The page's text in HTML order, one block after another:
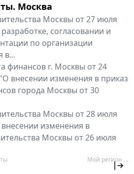
Москва
Москвы от 27 июля
согласовании и
по организации
в...
финансов г. Москвы от 24
внесении изменения в приказ
города Москвы от 30
Москвы от 28 июля
изменения в
Москвы от 26 июля
Мой регион ...